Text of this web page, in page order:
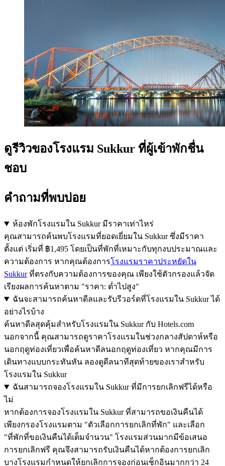
ดูรีวิวของโรงแรม Sukkur ที่ผู้เข้าพักชื่น
ชอบ
คำถามที่พบบ่อย
ห้องพักโรงแรมใน Sukkur มีราคาเท่าไหร่
คุณสามารถค้นพบโรงแรมที่ยอดเยี่ยมใน Sukkur ซึ่งมีราคา
ตั้งแต่ เริ่มที่ ฿1,495 โดยเป็นที่พักที่เหมาะกับทุกงบประมาณและ
ความต้องการ หากคุณต้องการโรงแรมราคาประหยัดใน
Sukkurที่ตรงกับความต้องการของคุณ เพียงใช้ตัวกรองแล้วจัด
เรียงผลการค้นหาตาม "ราคา: ต่ำไปสูง"
ฉันจะสามารถค้นหาดีลและรับรีวอร์ดที่โรงแรมใน Sukkur ได้
อย่างไรบ้าง
ค้นหาดีลสุดคุ้มสำหรับโรงแรมใน Sukkur กับ Hotels.com
นอกจากนี้ คุณสามารถดูราคาโรงแรมในช่วงกลางสัปดาห์หรือ
นอกฤดูท่องเที่ยวเพื่อค้นหาดีลนอกฤดูท่องเที่ยว หากคุณมีการ
เดินทางแบบกระทันหัน ลองดูดีลนาทีสุดท้ายของเราสำหรับ
โรงแรมใน Sukkur
ฉันสามารถจองโรงแรมใน Sukkur ที่มีการยกเลิกฟรีได้หรือ
ไม่
หากต้องการจองโรงแรมใน Sukkur ที่สามารถขอเงินคืนได้
เพียงกรองโรงแรมตาม "ตัวเลือกการยกเลิกที่พัก" และเลือก
"ที่พักที่ขอเงินคืนได้เต็มจำนวน" โรงแรมส่วนมากมีข้อเสนอ
การยกเลิกฟรี คุณจึงสามารถรับเงินคืนได้หากต้องการยกเลิก
บางโรงแรมกำหนดให้ยกเลิกการจองก่อนเช็กอินมากกว่า 24